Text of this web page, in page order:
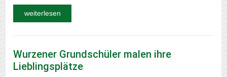
weiterlesen
Wurzener Grundschüler malen ihre
Lieblingsplätze